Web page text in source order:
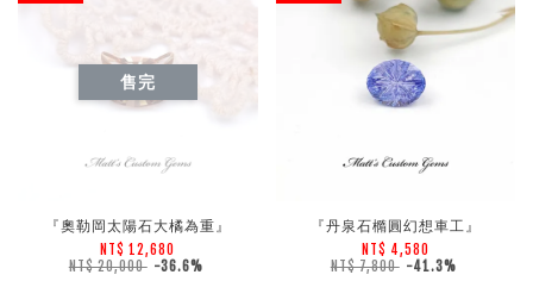
售完
『奧勒岡太陽石大橘為重』
NT$ 12,680
NT$ 20,000 -36.6%
『丹泉石橢圓幻想車工』
NT$ 4,580
NT$ 7,800 -41.3%